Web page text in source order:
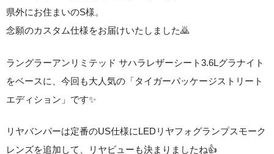
県外にお住まいのS様。
念願のカスタム仕様をお届けいたしました🙇
ラングラーアンリミテッド サハラレザーシート3.6Lグラナイト
をベースに、今回も大人気の「タイガーパッケージストリート
エディション」です✨
リヤバンパーは定番のUS仕様にLEDリヤフォグランプスモーク
レンズを追加して、リヤビューも決まりましたね👍